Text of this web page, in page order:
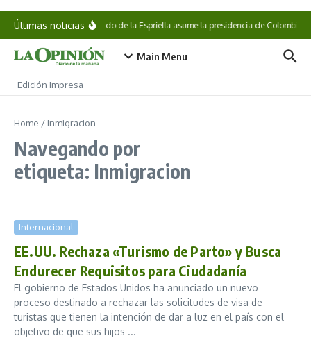
Saltar al contenido
Últimas noticiasAbelardo de la Espriella asume la presidencia de Colombia
Main Menu
Edición Impresa
Home / Inmigracion
Navegando por
etiqueta: Inmigracion
Internacional
EE.UU. Rechaza «Turismo de Parto» y Busca
Endurecer Requisitos para Ciudadanía
El gobierno de Estados Unidos ha anunciado un nuevo
proceso destinado a rechazar las solicitudes de visa de
turistas que tienen la intención de dar a luz en el país con el
objetivo de que sus hijos ...